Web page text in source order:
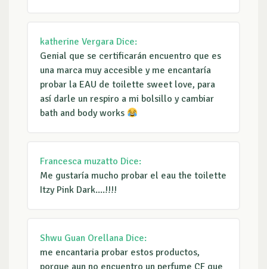
katherine Vergara Dice:
Genial que se certificarán encuentro que es
una marca muy accesible y me encantaría
probar la EAU de toilette sweet love, para
así darle un respiro a mi bolsillo y cambiar
bath and body works
Francesca muzatto Dice:
Me gustaría mucho probar el eau the toilette
Itzy Pink Dark....!!!!
Shwu Guan Orellana Dice:
me encantaria probar estos productos,
porque aun no encuentro un perfume CF que